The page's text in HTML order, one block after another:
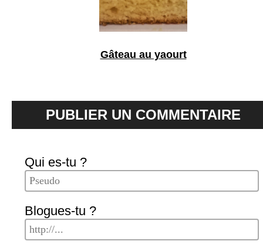
Gâteau au yaourt
PUBLIER UN COMMENTAIRE
Qui es-tu ?
Blogues-tu ?